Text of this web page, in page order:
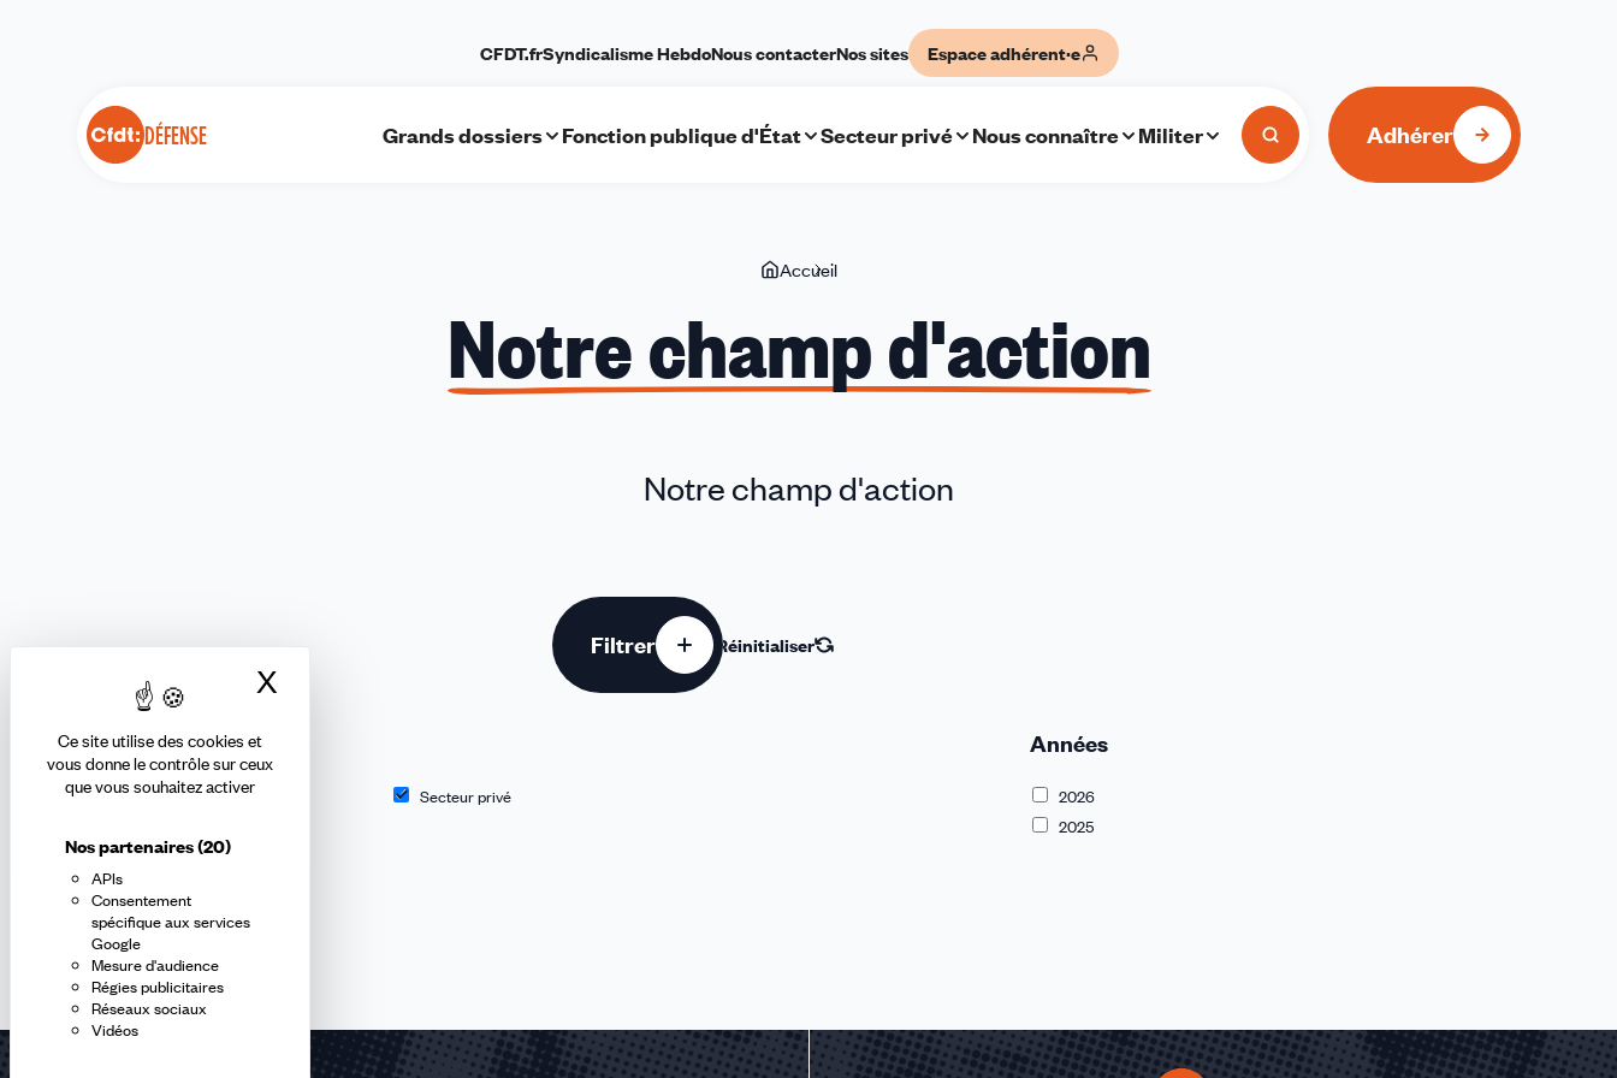
Ce site utilise des cookies et
vous donne le contrôle sur ceux
que vous souhaitez activer
Nos partenaires(20)
APIs
Consentement
spécifique aux services
Google
Mesure d'audience
Régies publicitaires
Réseaux sociaux
Vidéos
X Masquer le bandeau des cookies
DÉFENSE
CFDT.frSyndicalisme HebdoNous contacterNos sites Espace adhérent·e
Grands dossiers Fonction publique d'État Secteur privé Nous connaître Militer Adhérer
VousAccueil
d'action
Notre champ d'action
Notre champ d'action
Filtrer Réinitialiser
Thématiques
Secteur public Secteur privé
Années
2026
2025
Aucun résultat